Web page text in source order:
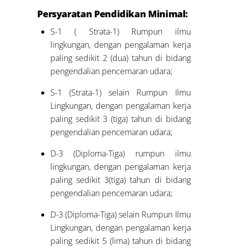
Persyaratan Pendidikan Minimal:
S-1 ( Strata-1) Rumpun ilmu
lingkungan, dengan pengalaman kerja
paling sedikit 2 (dua) tahun di bidang
pengendalian pencemaran udara;
S-1 (Strata-1) selain Rumpun Ilmu
Lingkungan, dengan pengalaman kerja
paling sedikit 3 (tiga) tahun di bidang
pengendalian pencemaran udara;
D-3 (Diploma-Tiga) rumpun ilmu
lingkungan, dengan pengalaman kerja
paling sedikit 3(tiga) tahun di bidang
pengendalian pencemaran udara;
D-3 (Diploma-Tiga) selain Rumpun Ilmu
Lingkungan, dengan pengalaman kerja
paling sedikit 5 (lima) tahun di bidang